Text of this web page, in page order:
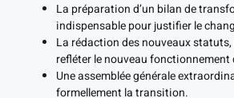
La préparation d’un bilan de
indispensable pour justifier le
La rédaction des nouveaux
refléter le nouveau fonctionnement
Une assemblée générale
formellement la transition.